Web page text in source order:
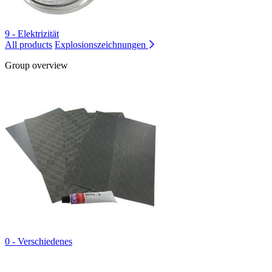
9 - Elektrizität
All products Explosionszeichnungen
Group overview
0 - Verschiedenes